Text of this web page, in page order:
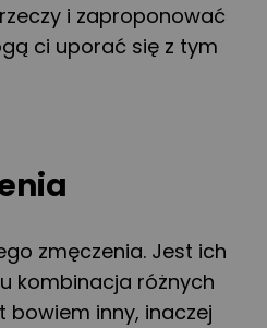
i zaproponować
ci uporać się z tym
zmęczenia. Jest ich
kombinacja różnych
bowiem inny, inaczej